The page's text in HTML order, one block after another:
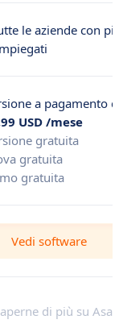
le aziende con
a pagamento
USD /mese
gratuita
gratuita
gratuita
Vedi software
di più su